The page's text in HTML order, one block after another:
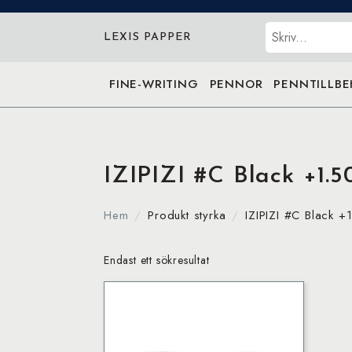
LEXIS PAPPER Sök
FINE-WRITING PENNOR
IZIPIZI #C Black
Hem Produkt styrka IZIPIZI #C Black
Endast ett sökresultat